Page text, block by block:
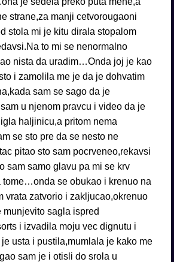
strane,za manji cetvorougaoni
stola mi je kitu dirala stopalom
to mi se nenormalno
nista da uradim…Onda joj je kao
i zamolila me je da je dohvatim
sam se sago da je
u njenom pravcu i video da je
haljinicu,a pritom nema
se sto pre da se nesto ne
pitao sto sam pocrveneo,rekavsi
sam samo glavu pa mi se krv
se obukao i krenuo na
vrata zatvorio i zakljucao,okrenuo
munjevito sagla ispred
i izvadila moju vec dignutu i
usta i pustila,mumlala je kako me
sam je i otisli do srola u